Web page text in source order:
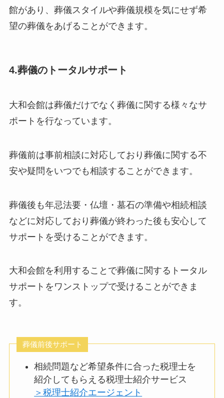
館があり、葬儀スタイルや葬儀規模を気にせず希
望の葬儀をあげることができます。
4.葬儀のトータルサポート
大和会館は葬儀だけでなく葬儀に関する様々なサ
ポートを行なっています。
葬儀前は事前相談に対応しており葬儀に関する不
安や疑問をいつでも相談することができます。
葬儀後も年忌法要・仏壇・墓石の準備や相続相談
などに対応しており葬儀が終わった後も安心して
サポートを受けることができます。
大和会館を利用することで葬儀に関するトータル
サポートをワンストップで受けることができま
す。
葬儀前後サポート
相続問題など希望条件に合った税理士を
紹介してもらえる税理士紹介サービス
＞税理士紹介エージェント